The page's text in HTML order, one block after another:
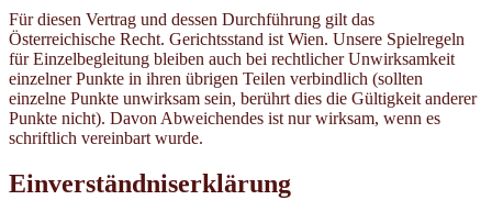
Für diesen Vertrag und dessen Durchführung gilt das
Österreichische Recht. Gerichtsstand ist Wien. Unsere Spielregeln
für Einzelbegleitung bleiben auch bei rechtlicher Unwirksamkeit
einzelner Punkte in ihren übrigen Teilen verbindlich (sollten
einzelne Punkte unwirksam sein, berührt dies die Gültigkeit anderer
Punkte nicht). Davon Abweichendes ist nur wirksam, wenn es
schriftlich vereinbart wurde.
Einverständniserklärung